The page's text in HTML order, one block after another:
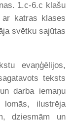
1.c-6.c klašu
katras klases
svētku sajūtas
evaņģēlijos,
teksts
darba iemaņu
ilustrēja
dziesmām un